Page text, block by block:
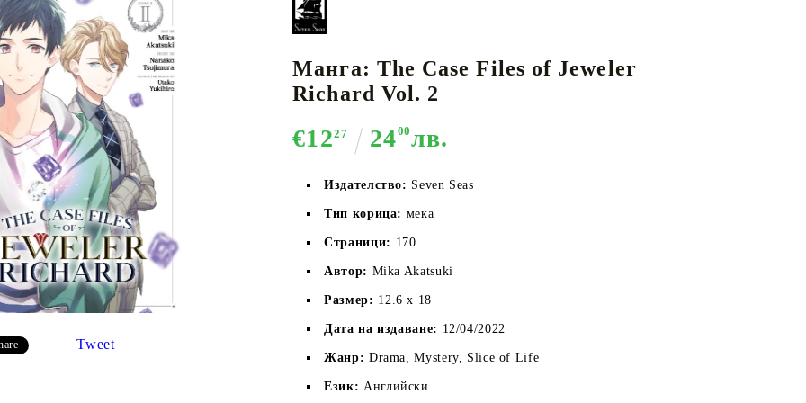
CARD GAME
АКСЕСОАРИ ЗА КАРТОВИ
ИГРИ
Кутии за съхранение
Протектори за карти
Подложки/Матове
Класьори за карти
НАСИПНИ КАРТИ
К-ПОП ДРУГИ
Tweet
Манга: The Case Files of Jeweler
Richard Vol. 2
€1227 2400лв.
Издателство: Seven Seas
Тип корица: мека
Страници: 170
Автор: Mika Akatsuki
Размер: 12.6 x 18
Дата на издаване: 12/04/2022
Жанр: Drama, Mystery, Slice of Life
Език: Английски